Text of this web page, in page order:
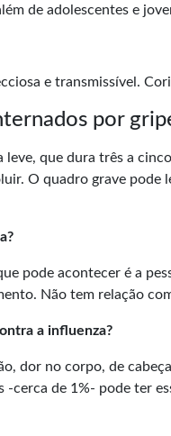
de adolescentes e
e transmissível.
por
que dura três a
O quadro grave pode
pode acontecer é a
Não tem relação
a influenza?
dor no corpo, de
-cerca de 1%- pode ter